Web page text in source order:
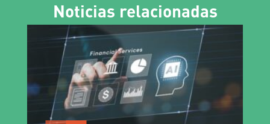
Noticias relacionadas